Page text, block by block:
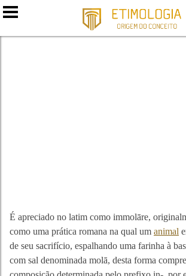
IMOLAR
É apreciado no latim como immolāre,
como uma prática romana na qual um animal
de seu sacrifício, espalhando uma farinha à
com sal denominada molā, desta forma